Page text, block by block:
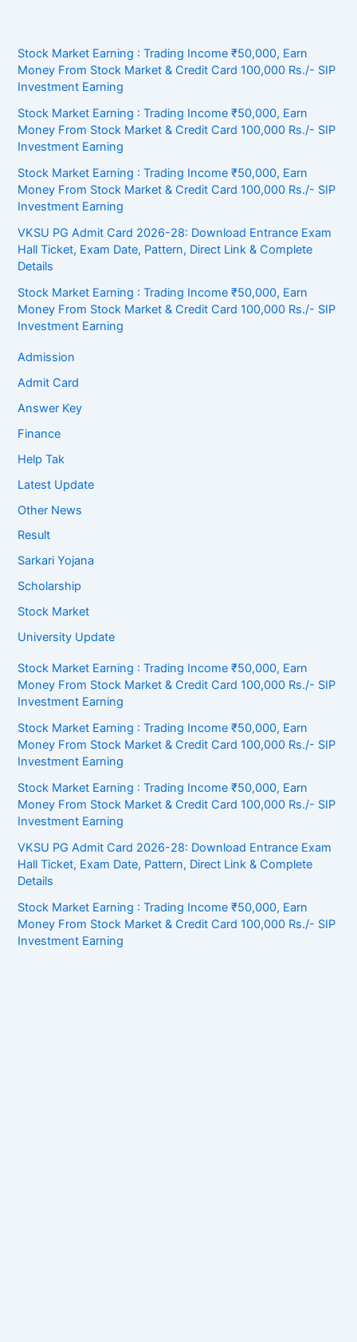
Stock Market Earning : Trading Income ₹50,000, Earn
Money From Stock Market & Credit Card 100,000 Rs./- SIP
Investment Earning
Stock Market Earning : Trading Income ₹50,000, Earn
Money From Stock Market & Credit Card 100,000 Rs./- SIP
Investment Earning
Stock Market Earning : Trading Income ₹50,000, Earn
Money From Stock Market & Credit Card 100,000 Rs./- SIP
Investment Earning
VKSU PG Admit Card 2026-28: Download Entrance Exam
Hall Ticket, Exam Date, Pattern, Direct Link & Complete
Details
Stock Market Earning : Trading Income ₹50,000, Earn
Money From Stock Market & Credit Card 100,000 Rs./- SIP
Investment Earning
Admission
Admit Card
Answer Key
Finance
Help Tak
Latest Update
Other News
Result
Sarkari Yojana
Scholarship
Stock Market
University Update
Stock Market Earning : Trading Income ₹50,000, Earn
Money From Stock Market & Credit Card 100,000 Rs./- SIP
Investment Earning
Stock Market Earning : Trading Income ₹50,000, Earn
Money From Stock Market & Credit Card 100,000 Rs./- SIP
Investment Earning
Stock Market Earning : Trading Income ₹50,000, Earn
Money From Stock Market & Credit Card 100,000 Rs./- SIP
Investment Earning
VKSU PG Admit Card 2026-28: Download Entrance Exam
Hall Ticket, Exam Date, Pattern, Direct Link & Complete
Details
Stock Market Earning : Trading Income ₹50,000, Earn
Money From Stock Market & Credit Card 100,000 Rs./- SIP
Investment Earning